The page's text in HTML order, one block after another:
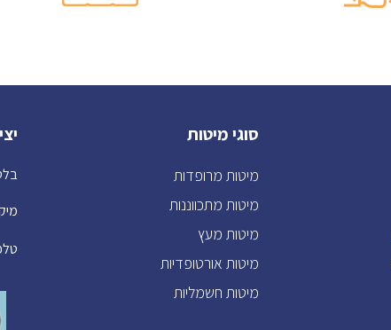
סוגי מיטות
מיטות מרופדות
מיטות מתכווננות
מיטות מעץ
מיטות אורטופדיות
מיטות חשמליות
מיקוד: